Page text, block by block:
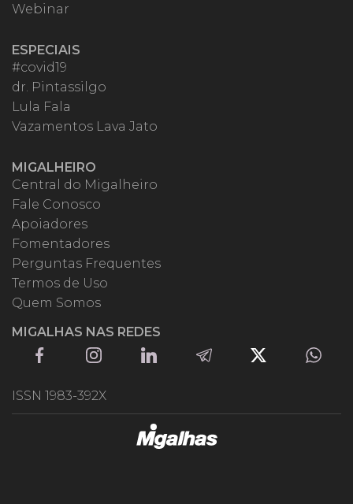
Webinar
ESPECIAIS
#covid19
dr. Pintassilgo
Lula Fala
Vazamentos Lava Jato
MIGALHEIRO
Central do Migalheiro
Fale Conosco
Apoiadores
Fomentadores
Perguntas Frequentes
Termos de Uso
Quem Somos
MIGALHAS NAS REDES
ISSN 1983-392X